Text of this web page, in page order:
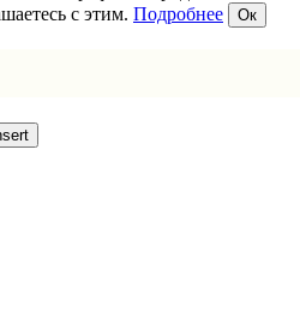
с этим. Подробнее Ок